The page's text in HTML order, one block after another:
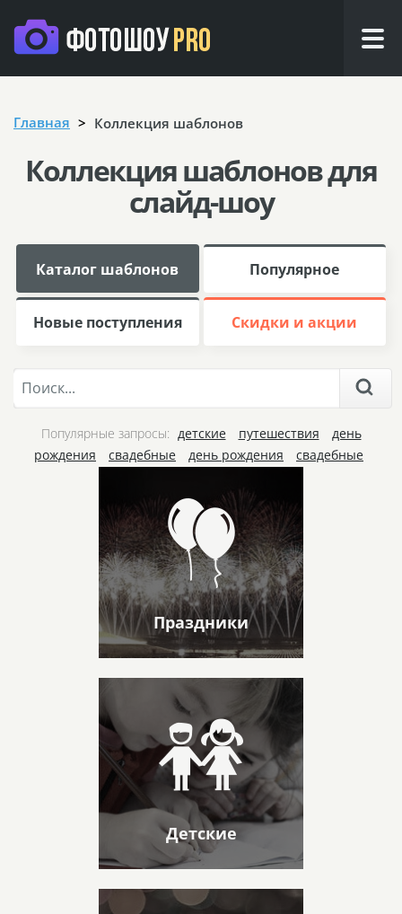
Главная Коллекция шаблонов
Коллекция шаблонов для
слайд-шоу
Каталог шаблонов Популярное
Новые поступления Скидки и акции
Популярные запросы: детские путешествия
день
рождения
свадебные день рождения свадебные
Праздники
Детские